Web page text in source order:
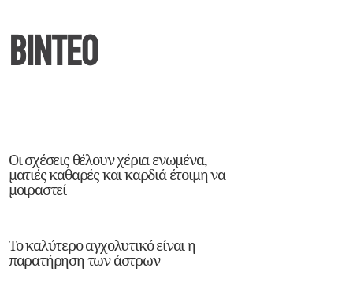
ΒΙΝΤΕΟ
Οι σχέσεις θέλουν χέρια ενωμένα,
ματιές καθαρές και καρδιά έτοιμη να
μοιραστεί
Το καλύτερο αγχολυτικό είναι η
παρατήρηση των άστρων